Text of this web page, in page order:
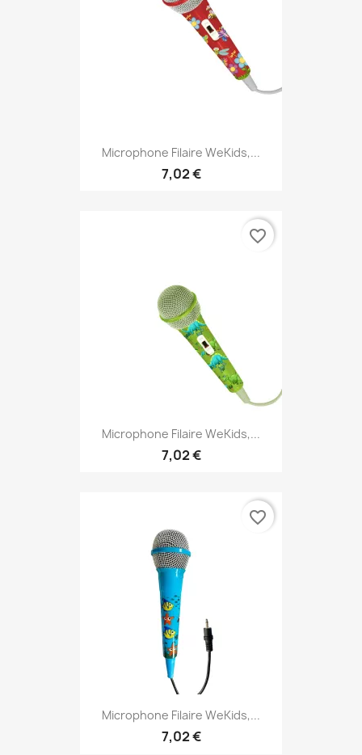
Microphone Filaire WeKids,...
7,02 €
Microphone Filaire WeKids,...
7,02 €
favorite_border
Microphone Filaire WeKids,...
7,02 €
favorite_border